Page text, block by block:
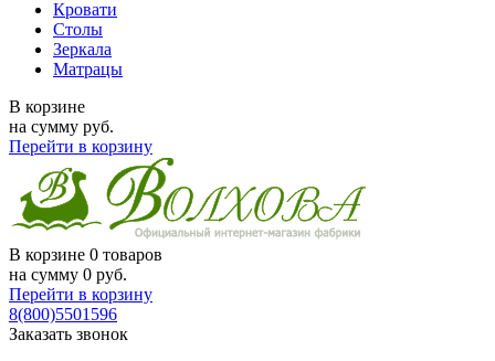
Кровати
Столы
Зеркала
Матрацы
В корзине
на сумму руб.
Перейти в корзину
В корзине 0 товаров
на сумму 0 руб.
Перейти в корзину
8(800)5501596
Заказать звонок